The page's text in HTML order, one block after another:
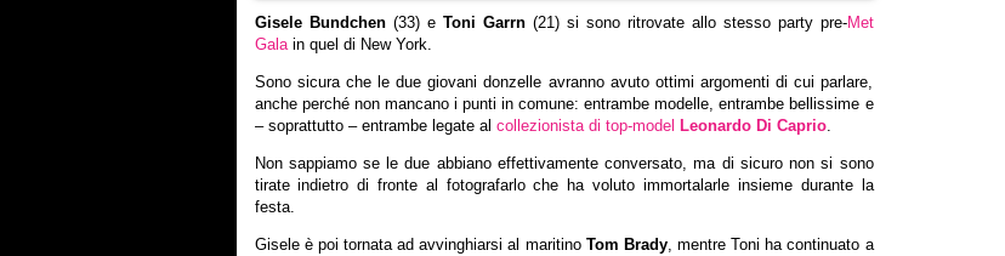
Gisele Bundchen(33) e Toni Garrn(21) si sono ritrovate allo stesso party pre-Met
Galain quel di New York.
Sono sicura che le due giovani donzelle avranno avuto ottimi argomenti di cui parlare,
anche perchénon mancano i punti in comune: entrambe modelle, entrambe bellissime e
– soprattutto – entrambe legate al collezionista di top-model Leonardo Di Caprio.
Non sappiamo se le due abbiano effettivamente conversato, ma di sicuro non si sono
tirate indietro di fronte al fotografarlo che ha voluto immortalarle insieme durante la
festa.
Gisele è poi tornata ad avvinghiarsi al maritino Tom Brady, mentre Toni ha continuato a